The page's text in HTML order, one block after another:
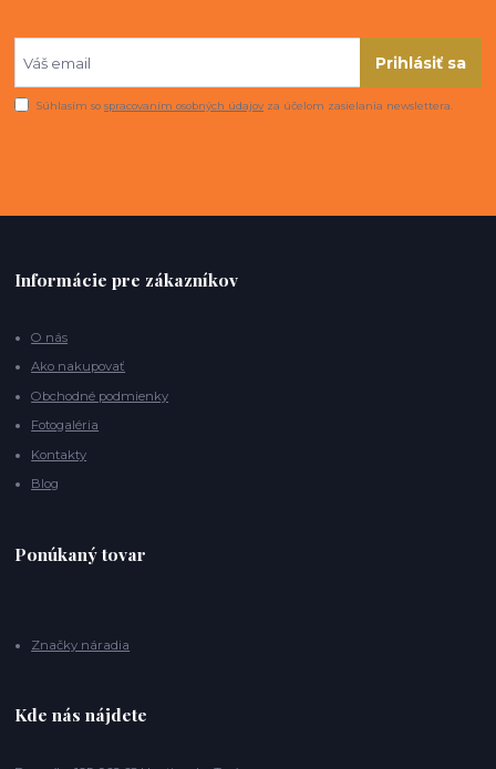
Prihlásiť sa
Súhlasím sospracovaním osobných údajov za účelom zasielania newslettera.
Informácie pre zákazníkov
O nás
Ako nakupovať
Obchodné podmienky
Fotogaléria
Kontakty
Blog
Ponúkaný tovar
Značky náradia
Kde nás nájdete